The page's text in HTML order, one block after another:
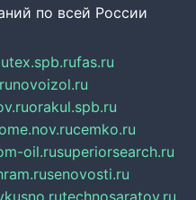
по всей России
fas.ru
novoizol.ru
orakul.spb.ru
cemko.ru
oil.rusuperiorsearch.ru
senovosti.ru
technosaratov.ru